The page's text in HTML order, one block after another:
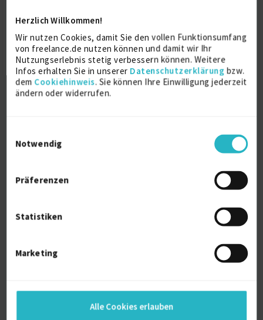
Herzlich Willkommen!
Wir nutzen Cookies, damit Sie den vollen Funktionsumfang
von freelance.de nutzen können und damit wir Ihr
Nutzungserlebnis stetig verbessern können. Weitere
Infos erhalten Sie in unserer Datenschutzerklärung bzw.
dem Cookiehinweis. Sie können Ihre Einwilligung jederzeit
ändern oder widerrufen.
Notwendig
Präferenzen
Statistiken
Marketing
Alle Cookies erlauben
Projektleitung / Teamleitung
Projektplanung / -vorbereitung
6 J.
Verfügbarkeit einsehen
0
Referenzen
€65 - €85/Stunde
Virtuelle Assistentin
Büroorganisation
Verfügbarkeit einsehen